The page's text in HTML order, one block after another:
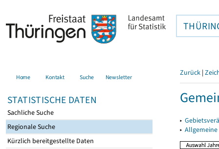
Home Kontakt Suche Newsletter
STATISTISCHE DATEN
Sachliche Suche
Regionale Suche
Kürzlich bereitgestellte Daten
Zurück |
▸
▸